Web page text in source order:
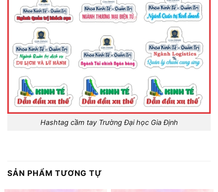
Hashtag cầm tay Trường Đại học Gia Định
SẢN PHẨM TƯƠNG TỰ